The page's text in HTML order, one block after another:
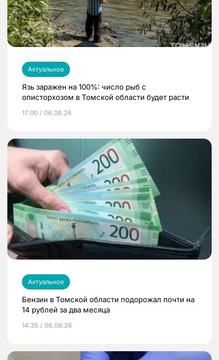
Актуальное
Язь заражен на 100%: число рыб с
описторхозом в Томской области будет расти
17:00 / 06.08.26
Актуальное
Бензин в Томской области подорожал почти на
14 рублей за два месяца
14:35 / 06.08.26